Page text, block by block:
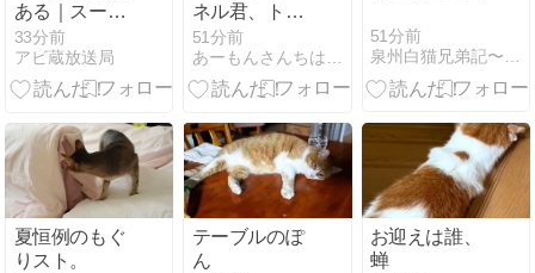
ある｜スーパ
ーへ行くのを
やめた
33分前
アビ蔵放送局
ネル君、トラ
イアルへ
51分前
51分前
泉州白猫兄弟記〜真虎徒然
夏恒例のもぐ
りスト。
テーブルのぽ
ん
お迎えは誰、
蝉